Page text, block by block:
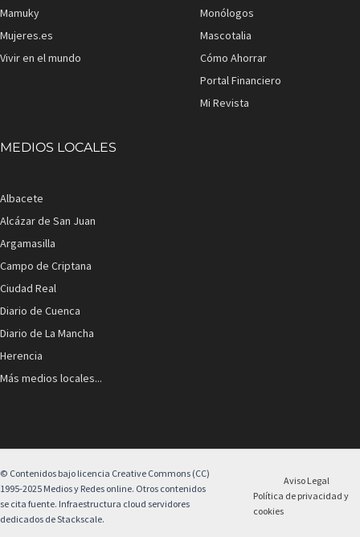
Mamuky
Mujeres.es
Vivir en el mundo
Monólogos
Mascotalia
Cómo Ahorrar
Portal Financiero
Mi Revista
MEDIOS LOCALES
Albacete
Alcázar de San Juan
Argamasilla
Campo de Criptana
Ciudad Real
Diario de Cuenca
Diario de La Mancha
Herencia
Más medios locales...
© Contenidos bajo licencia Creative Commons (CC)
1995-2025 Medios y Redes online. Otros contenidos
se cita fuente. Infraestructura cloud servidores
dedicados de Stackscale.
Aviso Legal
Política de privacidad y
cookies